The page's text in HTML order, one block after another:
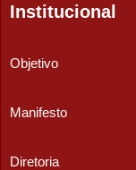
Institucional
Objetivo
Manifesto
Diretoria